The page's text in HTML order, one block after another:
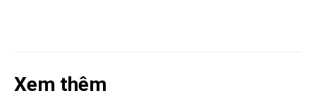
Xem thêm